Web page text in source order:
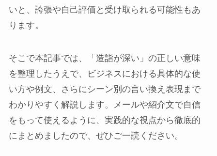
いと、誇張や自己評価と受け取られる可能性もあ
ります。
そこで本記事では、「造詣が深い」の正しい意味
を整理したうえで、ビジネスにおける具体的な使
い方や例文、さらにシーン別の言い換え表現まで
わかりやすく解説します。メールや紹介文で自信
をもって使えるように、実践的な視点から徹底的
にまとめましたので、ぜひご一読ください。